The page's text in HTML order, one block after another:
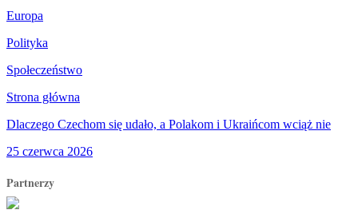
Europa
Polityka
Społeczeństwo
Strona główna
Dlaczego Czechom się udało, a Polakom i Ukraińcom wciąż nie
25 czerwca 2026
Partnerzy